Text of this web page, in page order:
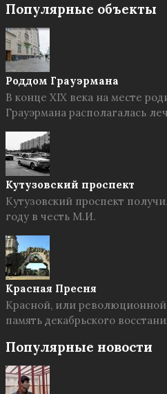
Популярные объекты
Роддом Грауэрмана
В конце XIX века на месте
Грауэрмана располагалась
Кутузовский проспект
Кутузовский проспект
году в честь М.И.
Красная Пресня
Красной, или
память декабрьского
Популярные новости